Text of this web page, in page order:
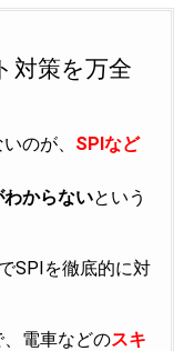
対策を万全
のが、 SPIなど
からないという
でSPIを徹底的に対
電車などのスキ